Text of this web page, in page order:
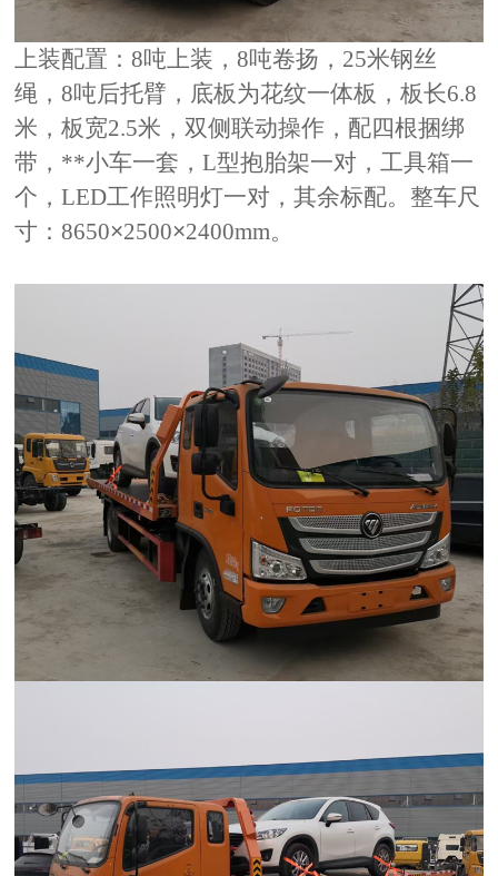
上装配置：8吨上装，8吨卷扬，25米钢丝
绳，8吨后托臂，底板为花纹一体板，板长6.8
米，板宽2.5米，双侧联动操作，配四根捆绑
带，**小车一套，L型抱胎架一对，工具箱一
个，LED工作照明灯一对，其余标配。整车尺
寸：8650×2500×2400mm。